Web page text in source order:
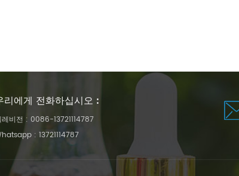
리에게 전화하십시오 :
레비전 : 0086-13721114787
: 13721114787